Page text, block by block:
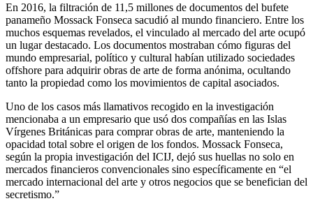
En 2016, la filtración de 11,5 millones de documentos del bufete
panameño Mossack Fonseca sacudió al mundo financiero. Entre los
muchos esquemas revelados, el vinculado al mercado del arte ocupó
un lugar destacado. Los documentos mostraban cómo figuras del
mundo empresarial, político y cultural habían utilizado sociedades
offshore para adquirir obras de arte de forma anónima, ocultando
tanto la propiedad como los movimientos de capital asociados.
Uno de los casos más llamativos recogido en la investigación
mencionaba a un empresario que usó dos compañías en las Islas
Vírgenes Británicas para comprar obras de arte, manteniendo la
opacidad total sobre el origen de los fondos. Mossack Fonseca,
según la propia investigación del ICIJ, dejó sus huellas no solo en
mercados financieros convencionales sino específicamente en “el
mercado internacional del arte y otros negocios que se benefician del
secretismo.”